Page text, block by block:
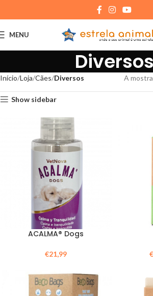
MENU
Diversos
Início Loja Cães Diversos A
Show sidebar
ACALMA® Dogs
€21,99 €